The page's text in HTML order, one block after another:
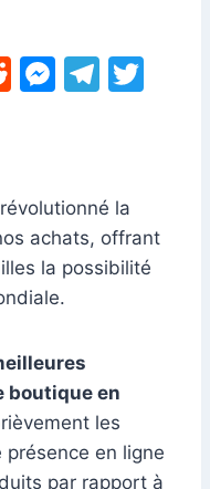
R
t
M
e
n
g
T
a
m
la
achats, offrant
la possibilité
boutique en
les
présence en ligne
par rapport à